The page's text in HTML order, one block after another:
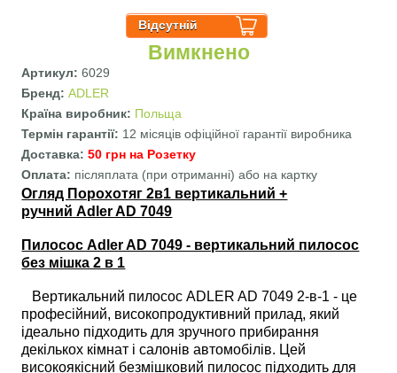
Вимкнено
Артикул:6029
Бренд:ADLER
Країна виробник: Польща
Термін гарантії: 12 місяців офіційної гарантії виробника
Доставка:50 грн на Розетку
Оплата: післяплата (при отриманні) або на картку
Вертикальні вкладки
Огляд Порохотяг 2в1 вертикальний +
ручний Adler AD 7049
Пилосос Adler AD 7049 - вертикальний пилосос
без мішка 2 в 1
Вертикальний пилосос ADLER AD 7049 2-в-1 - це
професійний, високопродуктивний прилад, який
ідеально підходить для зручного прибирання
декількох кімнат і салонів автомобілів. Цей
високоякісний безмішковий пилосос підходить для